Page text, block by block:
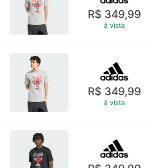
R$ 349,99
à vista
R$ 349,99
à vista